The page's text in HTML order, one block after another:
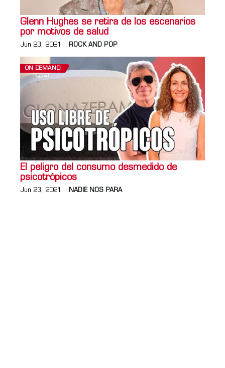
Glenn Hughes se retira de los escenarios
por motivos de salud
Jun 23, 2021 ROCK AND POP
ON DEMAND
El peligro del consumo desmedido de
psicotrópicos
Jun 23, 2021 NADIE NOS PARA